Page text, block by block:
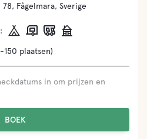
Fågelmara, Sverige
150 plaatsen)
in om prijzen en
BOEK